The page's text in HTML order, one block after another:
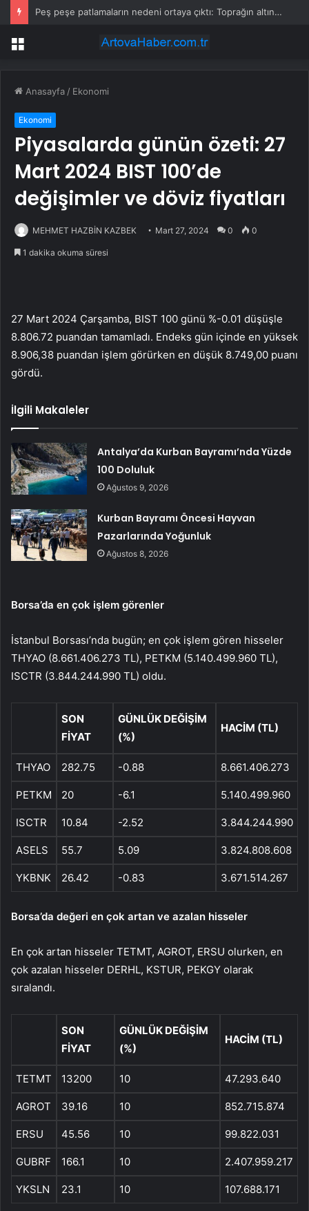
Peş peşe patlamaların nedeni ortaya çıktı: Toprağın altından 400 bomba çıktı
Menü
Anasayfa / Ekonomi
Ekonomi
Piyasalarda günün özeti: 27
Mart 2024 BIST 100’de
değişimler ve döviz fiyatları
MEHMET HAZBİN KAZBEK Mart 27, 2024 0 0
1 dakika okuma süresi
27 Mart 2024 Çarşamba, BIST 100 günü %-0.01 düşüşle
8.806.72 puandan tamamladı. Endeks gün içinde en yüksek
8.906,38 puandan işlem görürken en düşük 8.749,00 puanı
gördü.
İlgili Makaleler
Antalya’da Kurban Bayramı’nda Yüzde
100 Doluluk
Ağustos 9, 2026
Kurban Bayramı Öncesi Hayvan
Pazarlarında Yoğunluk
Ağustos 8, 2026
Borsa’da en çok işlem görenler
İstanbul Borsası’nda bugün; en çok işlem gören hisseler
THYAO (8.661.406.273 TL), PETKM (5.140.499.960 TL),
ISCTR (3.844.244.990 TL) oldu.
SON
FİYAT
GÜNLÜK DEĞİŞİM
(%)
HACİM (TL)
THYAO 282.75 -0.88 8.661.406.273
PETKM 20 -6.1 5.140.499.960
ISCTR 10.84 -2.52 3.844.244.990
ASELS 55.7 5.09 3.824.808.608
YKBNK 26.42 -0.83 3.671.514.267
Borsa’da değeri en çok artan ve azalan hisseler
En çok artan hisseler TETMT, AGROT, ERSU olurken, en
çok azalan hisseler DERHL, KSTUR, PEKGY olarak
sıralandı.
SON
FİYAT
GÜNLÜK DEĞİŞİM
(%)
HACİM (TL)
TETMT 13200 10 47.293.640
AGROT 39.16 10 852.715.874
ERSU 45.56 10 99.822.031
GUBRF 166.1 10 2.407.959.217
YKSLN 23.1 10 107.688.171